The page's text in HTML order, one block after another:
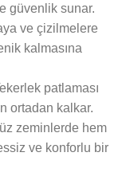
güvenlik sunar.
ve çizilmelere
kalmasına
patlaması
ortadan kalkar.
zeminlerde hem
ve konforlu bir